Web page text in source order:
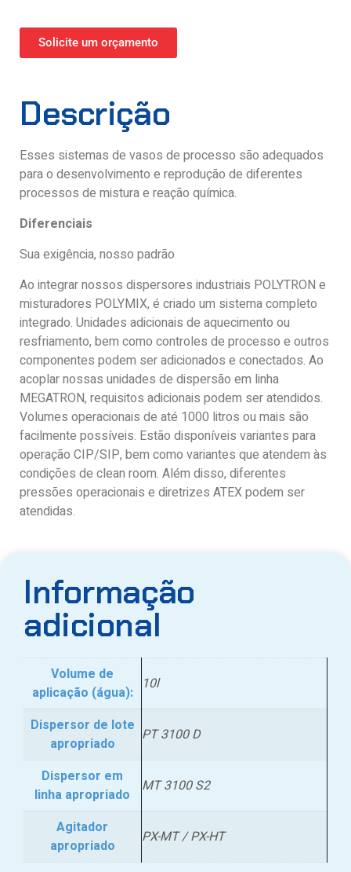
Solicite um orçamento
Descrição
Esses sistemas de vasos de processo são adequados
para o desenvolvimento e reprodução de diferentes
processos de mistura e reação química.
Diferenciais
Sua exigência, nosso padrão
Ao integrar nossos dispersores industriais POLYTRON e
misturadores POLYMIX, é criado um sistema completo
integrado. Unidades adicionais de aquecimento ou
resfriamento, bem como controles de processo e outros
componentes podem ser adicionados e conectados. Ao
acoplar nossas unidades de dispersão em linha
MEGATRON, requisitos adicionais podem ser atendidos.
Volumes operacionais de até 1000 litros ou mais são
facilmente possíveis. Estão disponíveis variantes para
operação CIP/SIP, bem como variantes que atendem às
condições de clean room. Além disso, diferentes
pressões operacionais e diretrizes ATEX podem ser
atendidas.
Informação
adicional
Volume de
aplicação (água):
10l
Dispersor de lote
apropriado
PT 3100 D
Dispersor em
linha apropriado
MT 3100 S2
Agitador
apropriado
PX-MT / PX-HT